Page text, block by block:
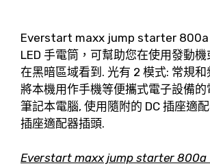
Everstart maxx jump starter 800a
LED 手電筒，可幫助您在使用發動
在黑暗區域看到. 光有 2 模式: 常規
將本機用作手機等便攜式電子設備的
筆記本電腦, 使用隨附的 DC 插座適
插座適配器插頭.
Everstart maxx jump starter 800a